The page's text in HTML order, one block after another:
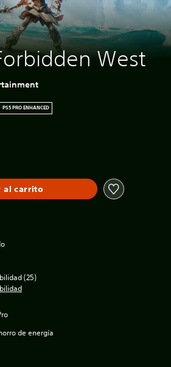
West
PS5 PRO ENHANCED
al carrito
(25)
de energía